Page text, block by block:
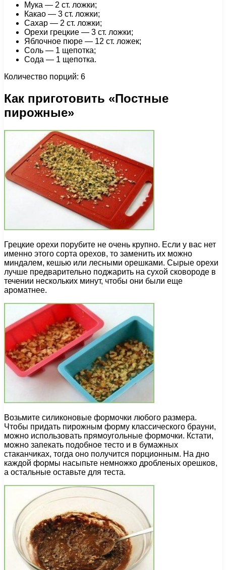
Мука — 2 ст. ложки;
Какао — 3 ст. ложки;
Сахар — 2 ст. ложки;
Орехи грецкие — 3 ст. ложки;
Яблочное пюре — 12 ст. ложек;
Соль — 1 щепотка;
Сода — 1 щепотка.
Количество порций: 6
Как приготовить «Постные
пирожные»
Грецкие орехи порубите не очень крупно. Если у вас нет
именно этого сорта орехов, то заменить их можно
миндалем, кешью или лесными орешками. Сырые орехи
лучше предварительно поджарить на сухой сковороде в
течении нескольких минут, чтобы они были еще
ароматнее.
Возьмите силиконовые формочки любого размера.
Чтобы придать пирожным форму классического брауни,
можно использовать прямоугольные формочки. Кстати,
можно запекать подобное тесто и в бумажных
стаканчиках, тогда оно получится порционным. На дно
каждой формы насыпьте немножко дробленых орешков,
а остальные оставьте для теста.